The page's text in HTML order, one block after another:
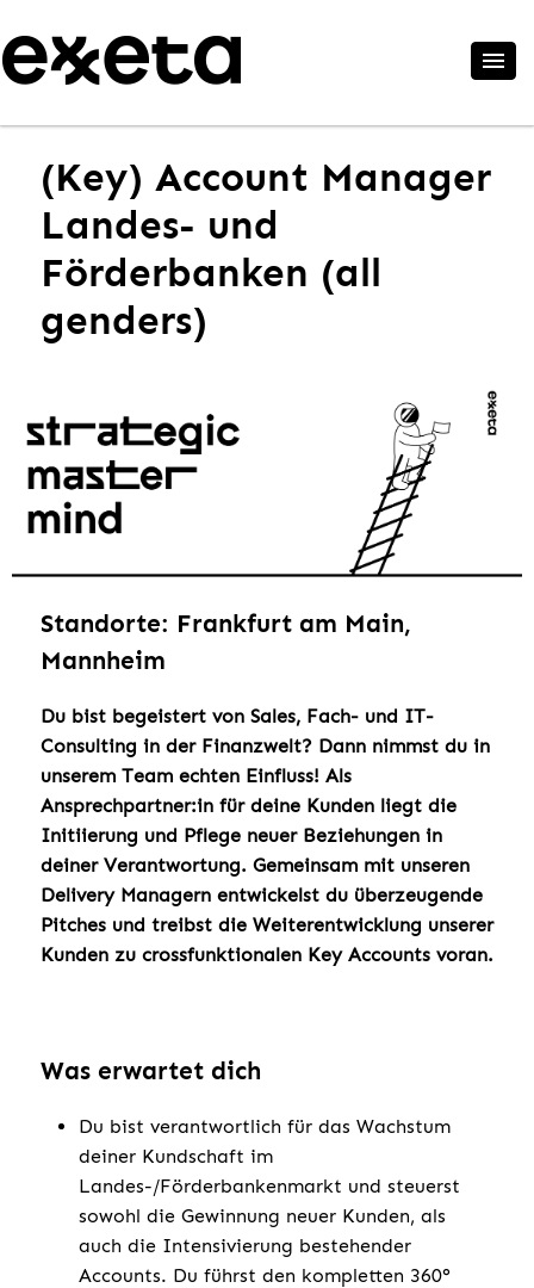
(Key) Account Manager
Landes- und
Förderbanken (all
genders)
Standorte: Frankfurt am Main,
Mannheim
Du bist begeistert von Sales, Fach- und IT-
Consulting in der Finanzwelt? Dann nimmst du in
unserem Team echten Einfluss! Als
Ansprechpartner:in für deine Kunden liegt die
Initiierung und Pflege neuer Beziehungen in
deiner Verantwortung. Gemeinsam mit unseren
Delivery Managern entwickelst du überzeugende
Pitches und treibst die Weiterentwicklung unserer
Kunden zu crossfunktionalen Key Accounts voran.
Was erwartet dich
Du bist verantwortlich für das Wachstum
deiner Kundschaft im
Landes-/Förderbankenmarkt und steuerst
sowohl die Gewinnung neuer Kunden, als
auch die Intensivierung bestehender
Accounts. Du führst den kompletten 360°